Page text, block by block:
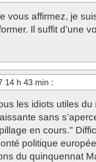
vous affirmez, je
Il suffit d’une
14 h 43 min :
les idiots utiles du
sans
en cours."
politique
du quinquennat